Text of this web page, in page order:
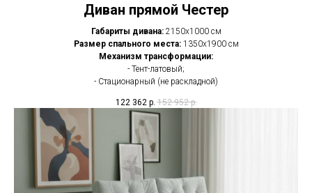
Диван прямой Честер
Габариты дивана: 2150х1000 см
Размер спального места: 1350х1900 см
Механизм трансформации:
- Тент-латовый;
- Стационарный (не раскладной)
122 362 р. 152 952 р.